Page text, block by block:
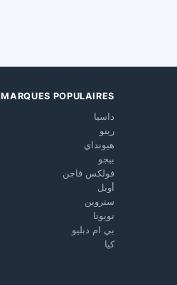
MARQUES POPULAIRES
داسيا
رينو
هيونداي
بيجو
فولكس فاجن
أوبل
ستروين
تويوتا
بي ام دبليو
كيا